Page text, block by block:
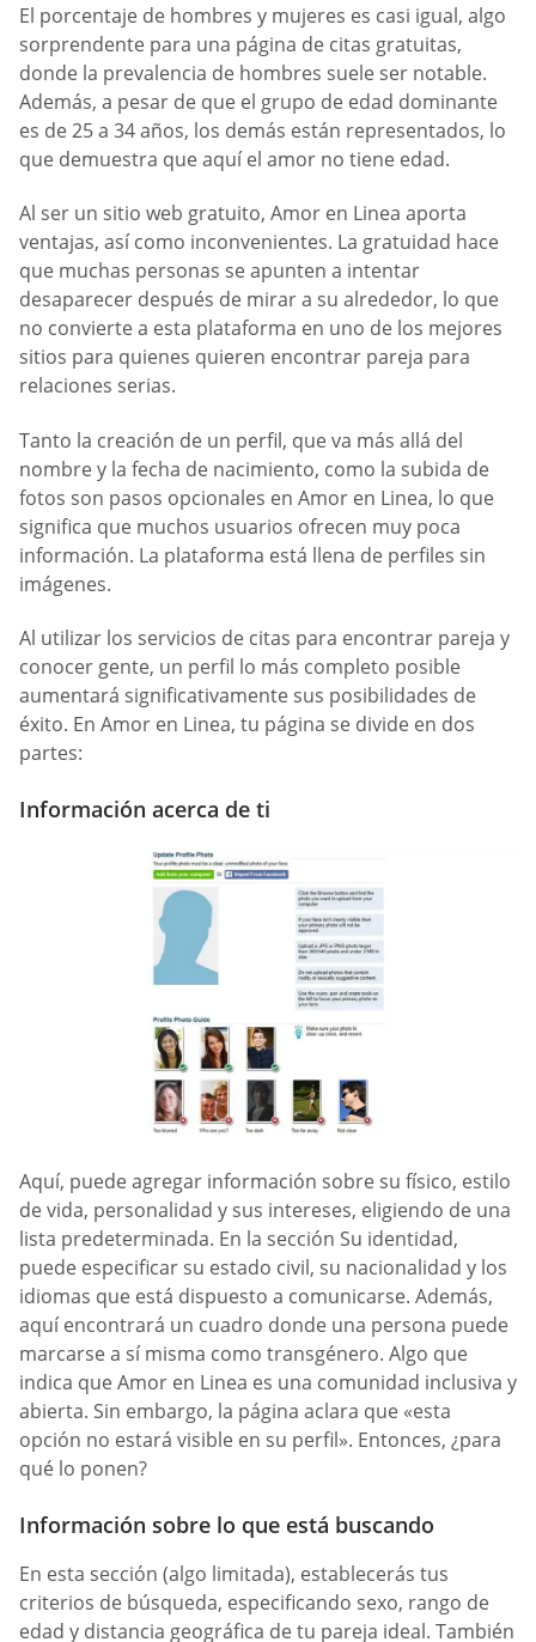
El porcentaje de hombres y mujeres es casi igual, algo
sorprendente para una página de citas gratuitas,
donde la prevalencia de hombres suele ser notable.
Además, a pesar de que el grupo de edad dominante
es de 25 a 34 años, los demás están representados, lo
que demuestra que aquí el amor no tiene edad.
Al ser un sitio web gratuito, Amor en Linea aporta
ventajas, así como inconvenientes. La gratuidad hace
que muchas personas se apunten a intentar
desaparecer después de mirar a su alrededor, lo que
no convierte a esta plataforma en uno de los mejores
sitios para quienes quieren encontrar pareja para
relaciones serias.
Tanto la creación de un perfil, que va más allá del
nombre y la fecha de nacimiento, como la subida de
fotos son pasos opcionales en Amor en Linea, lo que
significa que muchos usuarios ofrecen muy poca
información. La plataforma está llena de perfiles sin
imágenes.
Al utilizar los servicios de citas para encontrar pareja y
conocer gente, un perfil lo más completo posible
aumentará significativamente sus posibilidades de
éxito. En Amor en Linea, tu página se divide en dos
partes:
Información acerca de ti
Aquí, puede agregar información sobre su físico, estilo
de vida, personalidad y sus intereses, eligiendo de una
lista predeterminada. En la sección Su identidad,
puede especificar su estado civil, su nacionalidad y los
idiomas que está dispuesto a comunicarse. Además,
aquí encontrará un cuadro donde una persona puede
marcarse a sí misma como transgénero. Algo que
indica que Amor en Linea es una comunidad inclusiva y
abierta. Sin embargo, la página aclara que «esta
opción no estará visible en su perfil». Entonces, ¿para
qué lo ponen?
Información sobre lo que está buscando
En esta sección (algo limitada), establecerás tus
criterios de búsqueda, especificando sexo, rango de
edad y distancia geográfica de tu pareja ideal. También